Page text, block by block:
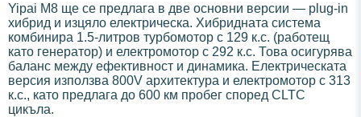
Yipai M8 ще се предлага в две основни версии — plug-in
хибрид и изцяло електрическа. Хибридната система
комбинира 1.5-литров турбомотор с 129 к.с. (работещ
като генератор) и електромотор с 292 к.с. Това осигурява
баланс между ефективност и динамика. Електрическата
версия използва 800V архитектура и електромотор с 313
к.с., като предлага до 600 км пробег според CLTC
цикъла.